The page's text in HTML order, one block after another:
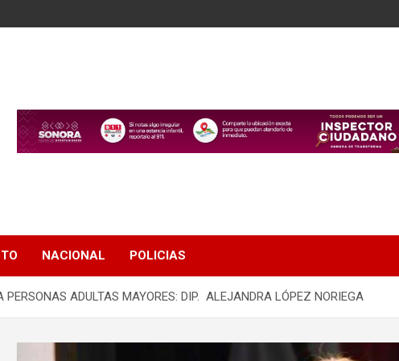
NACIONAL POLICIAS
ADULTAS MAYORES: DIP. ALEJANDRA LÓPEZ NORIEGA